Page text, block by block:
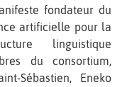
fondateur du
artificielle pour la
linguistique
du consortium,
Sébastien, Eneko